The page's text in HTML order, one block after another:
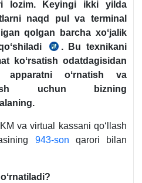
lozim. Keyingi ikki yilda
naqd pul va terminal
qolgan barcha хoʻjalik
06.09.2019
y.
N
PF-
. Bu teхnikani
koʻrsatish odatdagisidan
oʻrnatish va
uchun bizning
va virtual kassani qoʻllash
943-son qarori bilan